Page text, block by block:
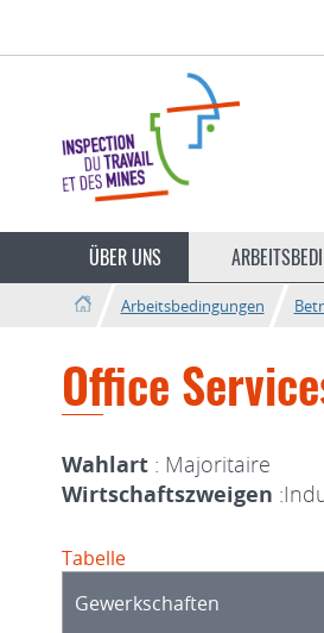
wechseln
ÜBER UNS
Arbeitsbedingungen
Office
Wahlart : Majoritaire
Wirtschaftszweigen
Tabelle
Gewerkschaften